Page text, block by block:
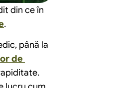
din ce în
.
până la
de